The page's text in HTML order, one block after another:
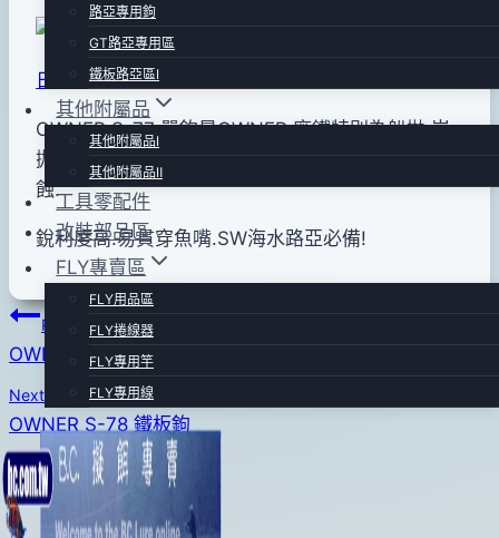
路亞專用鉤
GT路亞專用區
鐵板路亞區Ⅰ
其他附屬品
其他附屬品Ⅰ
其他附屬品Ⅱ
工具零配件
改裝部品區
FLY專賣區
FLY用品區
FLY捲線器
FLY專用竿
FLY專用線
By
shop
2013
06
月
29
日
2015
年
03
月
04
日
日本製
OWNER S-77 單鉤是OWNER 廠鐵特別為船拋.岸
拋
路亞專門設計.鉤型優.易著鉤.不變形.耐海水.不腐
蝕.
銳利度高.易貫穿魚嘴.SW海水路亞必備!
文
章
導
覽
Previous
OWNER SJ-41 鐵板鉤
Next
OWNER S-78 鐵板鉤
Similar Posts